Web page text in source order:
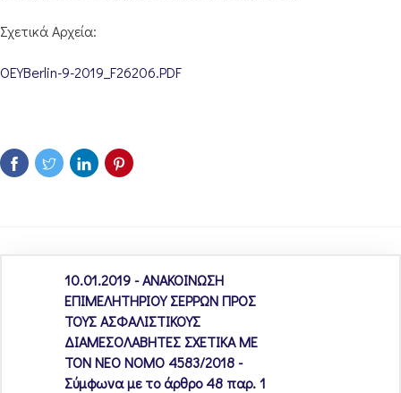
Σχετικά Αρχεία:
OEYBerlin-9-2019_F26206.PDF
10.01.2019 - ΑΝΑΚΟΙΝΩΣΗ
ΕΠΙΜΕΛΗΤΗΡΙΟΥ ΣΕΡΡΩΝ ΠΡΟΣ
ΤΟΥΣ ΑΣΦΑΛΙΣΤΙΚΟΥΣ
ΔΙΑΜΕΣΟΛΑΒΗΤΕΣ ΣΧΕΤΙΚΑ ΜΕ
ΤΟΝ ΝΕΟ ΝΟΜΟ 4583/2018 -
Σύμφωνα με το άρθρο 48 παρ. 1